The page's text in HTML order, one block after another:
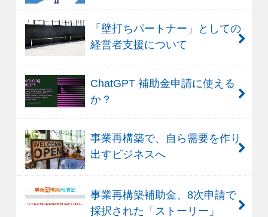
「壁打ちパートナー」としての
経営者支援について
ChatGPT 補助金申請に使える
か？
事業再構築で、自ら需要を作り
出すビジネスへ
事業再構築補助金、8次申請で
採択された「ストーリー」